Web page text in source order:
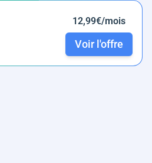
12,99€/mois
Voir l'offre